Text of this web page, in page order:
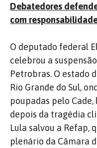
Debatedores
com
O deputado federal
celebrou a
Petrobras. O estado
Rio Grande do Sul,
poupadas pelo
depois da tragédia
Lula salvou a Refap,
plenário da Câmara